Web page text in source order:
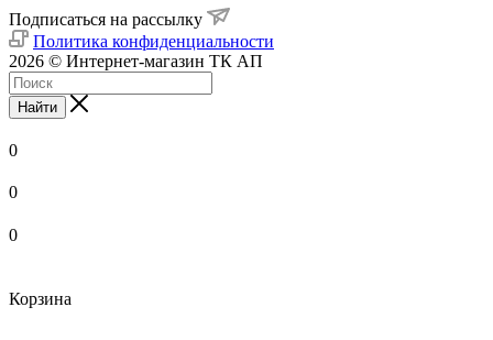
Подписаться на рассылку
Политика конфиденциальности
2026 © Интернет-магазин ТК АП
Найти
0
0
0
Корзина